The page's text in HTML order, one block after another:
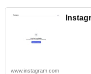
www.instagram.com